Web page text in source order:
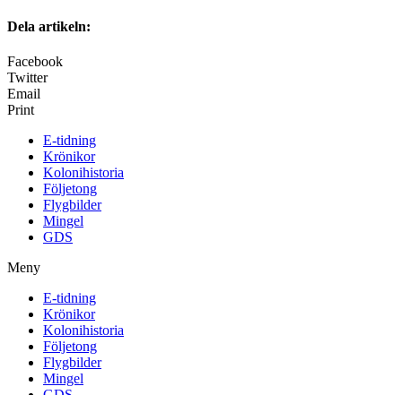
Dela artikeln:
Facebook
Twitter
Email
Print
E-tidning
Krönikor
Kolonihistoria
Följetong
Flygbilder
Mingel
GDS
Meny
E-tidning
Krönikor
Kolonihistoria
Följetong
Flygbilder
Mingel